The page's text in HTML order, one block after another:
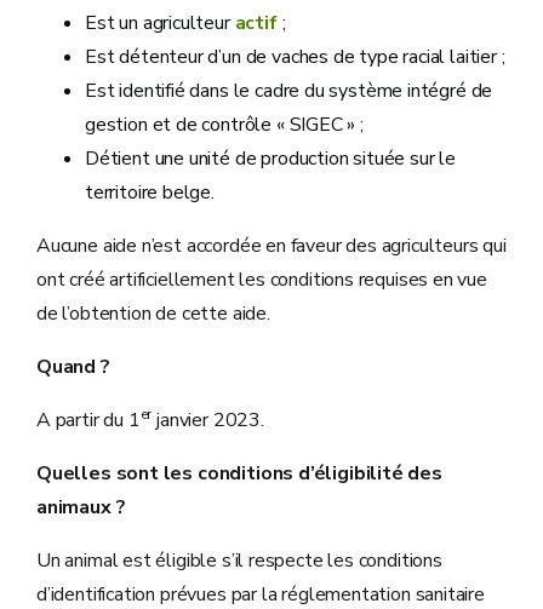
Est un agriculteuractif;
Est détenteur d’un de vaches de type racial laitier ;
Est identifié dans le cadre du système intégré de
gestion et de contrôle « SIGEC » ;
Détient une unité de production située sur le
territoire belge.
Aucune aide n’est accordée en faveur des agriculteurs qui
ont créé artificiellement les conditions requises en vue
de l’obtention de cette aide.
Quand ?
A partir du 1erjanvier 2023.
Quelles sont les conditions d’éligibilité des
animaux ?
Un animal est éligible s’il respecte les conditions
d’identification prévues par la réglementation sanitaire